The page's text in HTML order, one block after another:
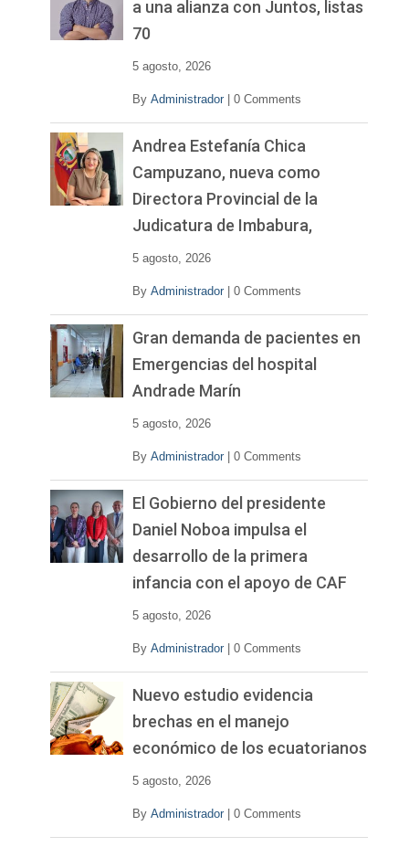
a una alianza con Juntos, listas
70
5 agosto, 2026
By Administrador 0 Comments
Andrea Estefanía Chica
Campuzano, nueva como
Directora Provincial de la
Judicatura de Imbabura,
5 agosto, 2026
By Administrador 0 Comments
Gran demanda de pacientes en
Emergencias del hospital
Andrade Marín
5 agosto, 2026
By Administrador 0 Comments
El Gobierno del presidente
Daniel Noboa impulsa el
desarrollo de la primera
infancia con el apoyo de CAF
5 agosto, 2026
By Administrador 0 Comments
Nuevo estudio evidencia
brechas en el manejo
económico de los ecuatorianos
5 agosto, 2026
By Administrador 0 Comments